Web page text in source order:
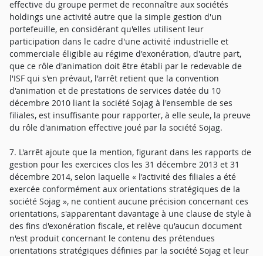
effective du groupe permet de reconnaître aux sociétés
holdings une activité autre que la simple gestion d'un
portefeuille, en considérant qu'elles utilisent leur
participation dans le cadre d'une activité industrielle et
commerciale éligible au régime d'exonération, d'autre part,
que ce rôle d'animation doit être établi par le redevable de
l'ISF qui s'en prévaut, l'arrêt retient que la convention
d'animation et de prestations de services datée du 10
décembre 2010 liant la société Sojag à l'ensemble de ses
filiales, est insuffisante pour rapporter, à elle seule, la preuve
du rôle d'animation effective joué par la société Sojag.
7. L'arrêt ajoute que la mention, figurant dans les rapports de
gestion pour les exercices clos les 31 décembre 2013 et 31
décembre 2014, selon laquelle « l'activité des filiales a été
exercée conformément aux orientations stratégiques de la
société Sojag », ne contient aucune précision concernant ces
orientations, s'apparentant davantage à une clause de style à
des fins d'exonération fiscale, et relève qu'aucun document
n'est produit concernant le contenu des prétendues
orientations stratégiques définies par la société Sojag et leur